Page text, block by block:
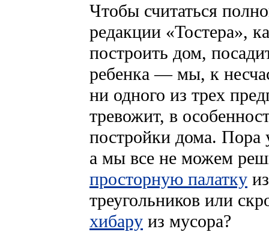
Чтобы считаться
редакции «Тостера»,
построить дом,
ребенка — мы, к
ни одного из трех
тревожит, в
постройки дома. Пора
а мы все не можем
просторную палатку
треугольников или
хибару из мусора?